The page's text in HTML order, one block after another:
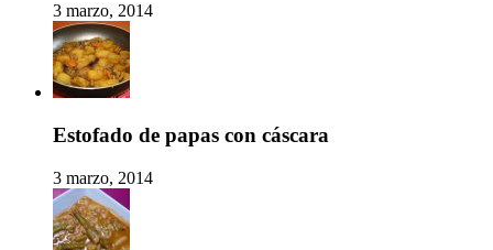
3 marzo, 2014
Estofado de papas con cáscara
3 marzo, 2014